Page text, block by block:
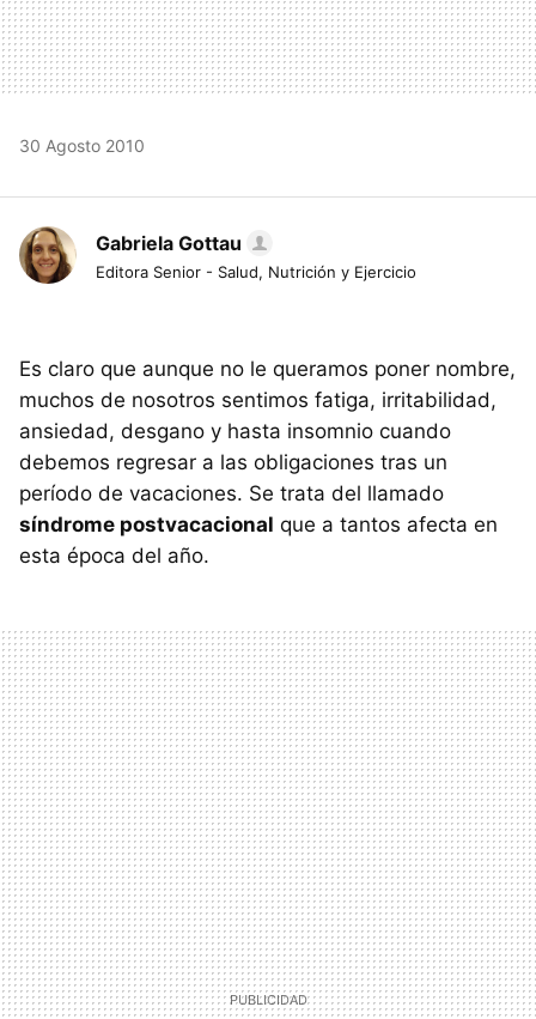
30 Agosto 2010
Gabriela Gottau
Editora Senior - Salud, Nutrición y Ejercicio
Es claro que aunque no le queramos poner nombre,
muchos de nosotros sentimos fatiga, irritabilidad,
ansiedad, desgano y hasta insomnio cuando
debemos regresar a las obligaciones tras un
período de vacaciones. Se trata del llamado
síndrome postvacacional que a tantos afecta en
esta época del año.